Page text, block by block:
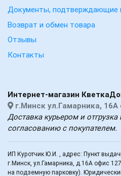
Документы, подтверждающие
Возврат и обмен товара
Отзывы
Контакты
Интернет-магазин
г.Минск ул.Гамарника, 16А
Доставка курьером и
согласованию с покупателем.
ИП Куротчик Ю.И. , адрес: Пункт
г.Минск, ул.Гамарника, д.16А офис
на подземную парковку).